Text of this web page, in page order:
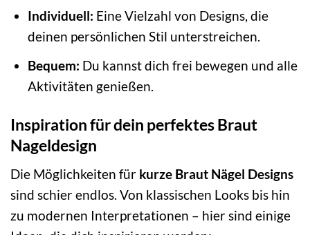
Individuell: Eine Vielzahl von Designs, die
deinen persönlichen Stil unterstreichen.
Bequem: Du kannst dich frei bewegen und alle
Aktivitäten genießen.
Inspiration für dein perfektes Braut
Nageldesign
Die Möglichkeiten für kurze Braut Nägel Designs
sind schier endlos. Von klassischen Looks bis hin
zu modernen Interpretationen – hier sind einige